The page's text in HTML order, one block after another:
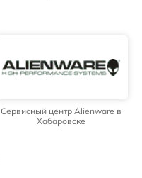
Сервисный центр Alienware в
Хабаровске